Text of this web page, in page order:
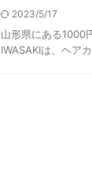
2023/5/17
山形県にある1000
IWASAKIは、ヘア